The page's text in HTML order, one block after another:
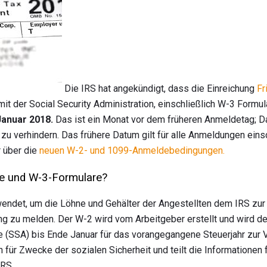
Die IRS hat angekündigt, dass die Einreichung
der Social Security Administration, einschließlich W-3
2018. Das ist ein Monat vor dem früheren Anmeldetag;
verhindern. Das frühere Datum gilt für alle Anmeldungen
über die neuen W-2- und 1099-Anmeldebedingungen.
und W-3-Formulare?
um die Löhne und Gehälter der Angestellten dem IRS zur
zu melden. Der W-2 wird vom Arbeitgeber erstellt und wird
bis Ende Januar für das vorangegangene Steuerjahr zur
für Zwecke der sozialen Sicherheit und teilt die Informationen